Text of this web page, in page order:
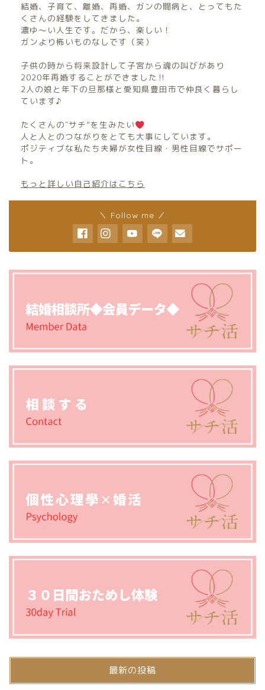
結婚、子育て、離婚、再婚、ガンの闘病と、とってもた
くさんの経験をしてきました。
濃ゆ〜い人生です。だから、楽しい！
ガンより怖いものなしです（笑）
子供の時から将来設計して子宮から魂の叫びがあり
2020年再婚することができました‼︎
2人の娘と年下の旦那様と愛知県豊田市で仲良く暮らし
ています♪
たくさんの″サチ”を生みたい
人と人とのつながりをとても大事にしています。
ポジティブな私たち夫婦が女性目線・男性目線でサポー
ト。
もっと詳しい自己紹介はこちら
＼ Follow me ／
最新の投稿